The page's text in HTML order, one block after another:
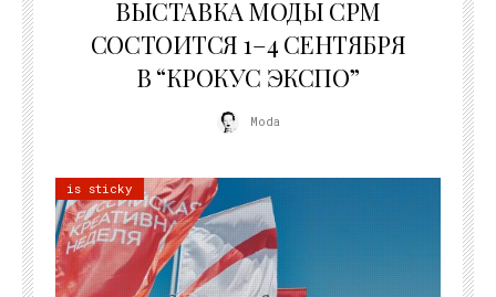
ВЫСТАВКА МОДЫ CPM
СОСТОИТСЯ 1–4 СЕНТЯБРЯ
В “КРОКУС ЭКСПО”
Moda
is sticky